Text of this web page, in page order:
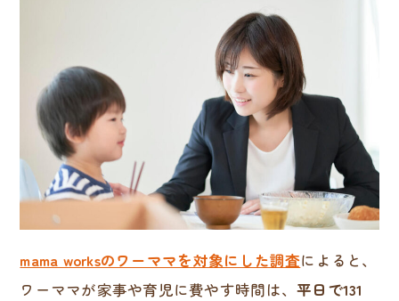
mama worksのワーママを対象にした調査によると、
ワーママが家事や育児に費やす時間は、平日で131